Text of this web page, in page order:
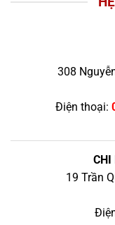
308
Điện thoại:
CHI
19 Trần